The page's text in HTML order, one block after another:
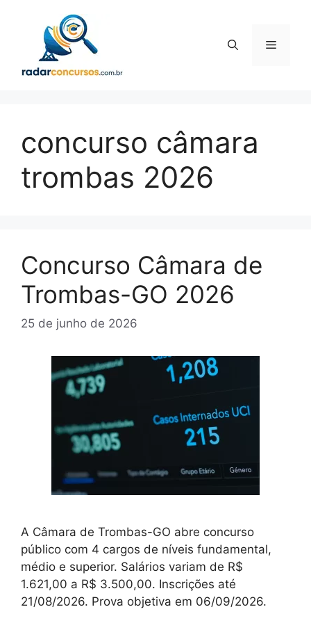
conteúdo
Menu
concurso câmara
trombas 2026
Concurso Câmara de
Trombas-GO 2026
25 de junho de 2026
A Câmara de Trombas-GO abre concurso
público com 4 cargos de níveis fundamental,
médio e superior. Salários variam de R$
1.621,00 a R$ 3.500,00. Inscrições até
21/08/2026. Prova objetiva em 06/09/2026.